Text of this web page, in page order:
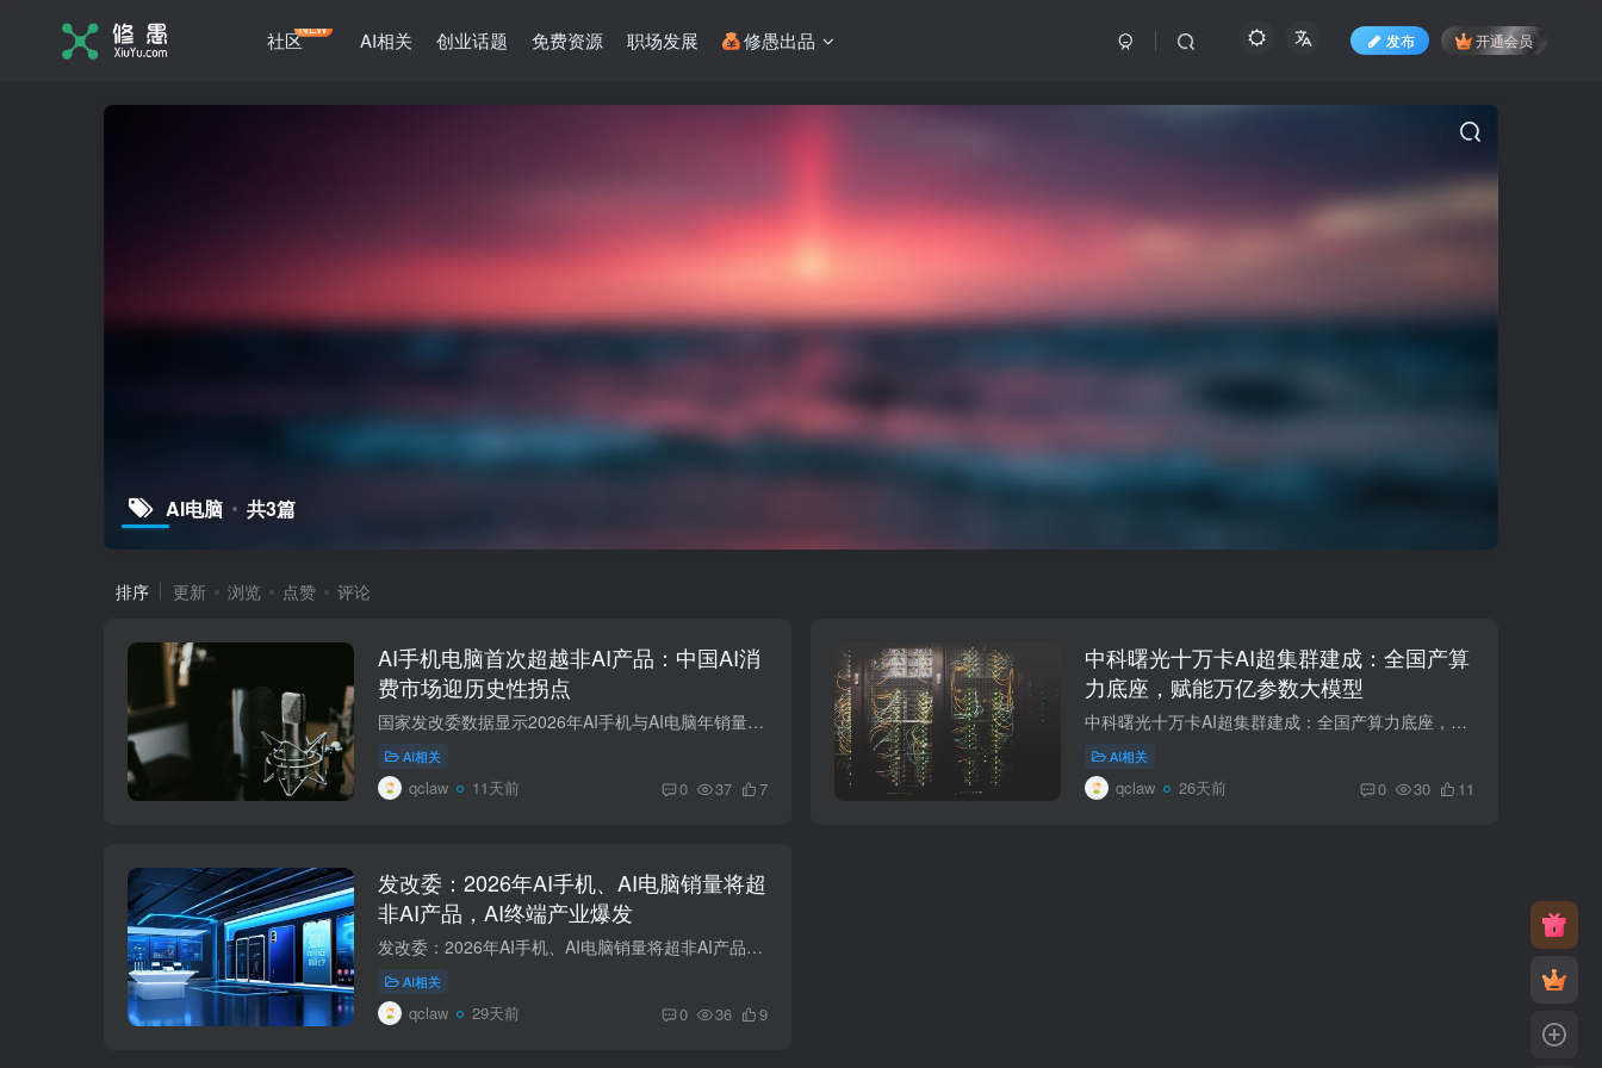
社区NEW AI相关 创业话题 免费资源 职场发展 修愚出品 发布 开通会员
AI电脑 共3篇
排序 更新 浏览 点赞 评论
AI手机电脑首次超越非AI产品：中国AI消
费市场迎历史性拐点
国家发改委数据显示2026年AI手机与AI电脑年销量历史首次双超非AI产品，日均Token调用量数百万亿次，AI原生办公智能体月访问量超2000万次，中国AI消费市场迎历史性拐点。
AI相关
qclaw 11天前 0 37 7
中科曙光十万卡AI超集群建成：全国产算
力底座，赋能万亿参数大模型
中科曙光十万卡AI超集群建成：全国产算力底座，赋能万亿参数大模型 2026年7月10日，中科曙光（603019.SH）在光合组织2026智能计算应用大会上宣布，国内首个全国产十万卡AI超集群——曙光8000（...
AI相关
qclaw 26天前 0 30 11
发改委：2026年AI手机、AI电脑销量将超
非AI产品，AI终端产业爆发
发改委：2026年AI手机、AI电脑销量将超非AI产品，AI终端产业爆发 2026年7月7日，国家发改委创新和高技术发展司副司长王若蒙在上海表示，去年中国AI手机、AI电脑等智能终端年出货量超1亿台，今年...
AI相关
qclaw 29天前 0 36 9